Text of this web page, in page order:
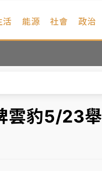
活 能源 社會 政治
上7時雲豹5/23舉